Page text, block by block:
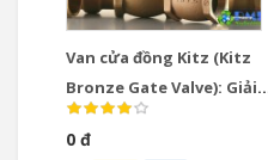
Van cửa đồng Kitz (Kitz
Bronze Gate Valve): Giải
Pháp Hiệu Quả Cho Hệ
Thống Đường Ống
0 đ